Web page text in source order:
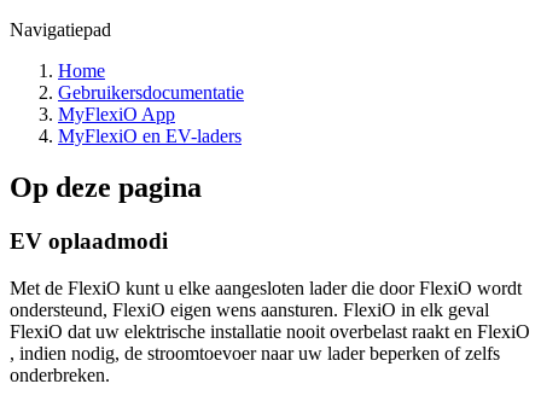
Navigatiepad
Home
Gebruikersdocumentatie
MyFlexiO App
MyFlexiO en EV-laders
Op deze pagina
EV oplaadmodi
Met de FlexiO kunt u elke aangesloten lader die door FlexiO wordt
ondersteund, FlexiO eigen wens aansturen. FlexiO in elk geval
FlexiO dat uw elektrische installatie nooit overbelast raakt en FlexiO
, indien nodig, de stroomtoevoer naar uw lader beperken of zelfs
onderbreken.